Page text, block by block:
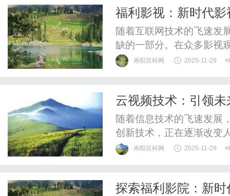
电影，还是经典的老片，
福利影视：新时代
随着互联网技术的飞速发
缺的一部分。在众多影视
和用户体验，逐渐走入了
拥有大量的影视资源库，
寿阳百科网 2025-11-29
云视频技术：引领
随着信息技术的飞速发展
创新技术，正在逐渐改变
提升了视频通话的效率和
频体验。无论是在线视频
寿阳百科网 2025-11-29
探索福利影院：新